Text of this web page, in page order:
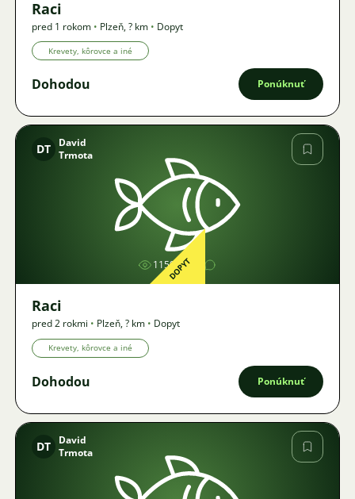
Raci
pred 1 rokom • Plzeň,? km • Dopyt
Krevety, kôrovce a iné
Dohodou Ponúknuť
Obrázok
DT
David
Trmota
1159DOPYT
Raci
pred 2 rokmi • Plzeň,? km • Dopyt
Krevety, kôrovce a iné
Dohodou Ponúknuť
DT
David
Trmota